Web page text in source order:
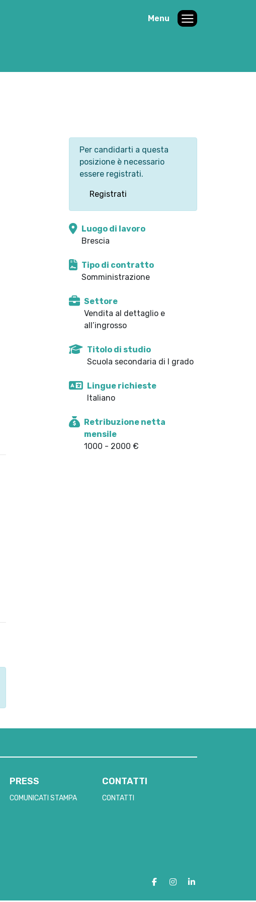
Menu
Per candidarti a questa
posizione è necessario
essere registrati.
Registrati
Luogo di lavoro
Brescia
Tipo di contratto
Somministrazione
Settore
Vendita al dettaglio e
all’ingrosso
Titolo di studio
Scuola secondaria di I grado
Lingue richieste
Italiano
Retribuzione netta
mensile
1000 - 2000 €
PRESS
COMUNICATI STAMPA
CONTATTI
CONTATTI